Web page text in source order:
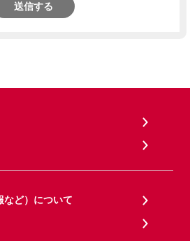
送信する
など）について